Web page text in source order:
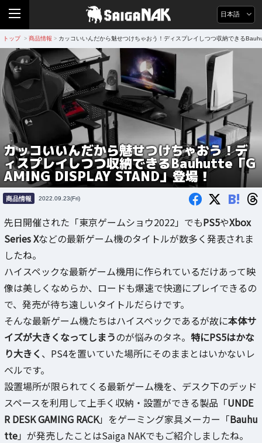
日本語
トップ > 商品情報 > カッコいいんだから魅せつけちゃおう！ディスプレイしつつ収納できる
カッコいいんだから魅せつけちゃおう！デ
ィスプレイしつつ収納できるBauhutte「G
AMING DISPLAY STAND」登場！
商品情報 2022.09.23(Fri) B!
先日開催された「東京ゲームショウ2022」でもPS5やXbox
Series Xなどの最新ゲーム機のタイトルが数多く発表されま
したね。
ハイスペックな最新ゲーム機用に作られているだけあって映
像は美しくなめらか、ロードも爆速で快適にプレイできるの
で、発売が待ち遠しいタイトルだらけです。
そんな最新ゲーム機たちはハイスペックであるが故に本体サ
イズが大きくなってしまうのが悩みのタネ。 特にPS5はかな
り大きく 、PS4を置いていた場所にそのままとはいかないレ
ベルです。
設置場所が限られてくる最新ゲーム機を、デスク下のデッド
スペースを利用して上手く収納・設置ができる製品「UNDE
R DESK GAMING RACK」をゲーミング家具メーカー「Bauhu
tte」が発売したことはSaiga NAKでもご紹介しましたね。